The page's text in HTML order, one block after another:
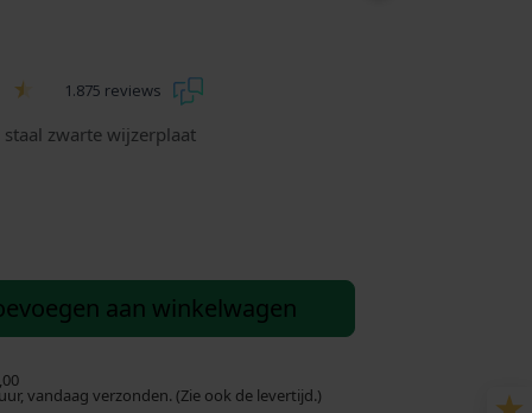
1.875 reviews
zwarte wijzerplaat
aan winkelwagen
vandaag verzonden. (Zie ook de levertijd.)